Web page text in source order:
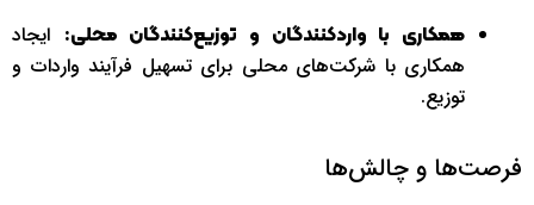
همکاری با واردکنندگان و توزیع‌کنندگان محلی: ایجاد
همکاری با شرکت‌های محلی برای تسهیل فرآیند واردات و
توزیع.
فرصت‌ها و چالش‌ها